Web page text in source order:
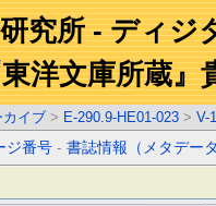
究所 - ディジ
洋文庫所蔵』
カイブ > E-290.9-HE01-023 > V-1
ジ番号 -書誌情報（メタデー